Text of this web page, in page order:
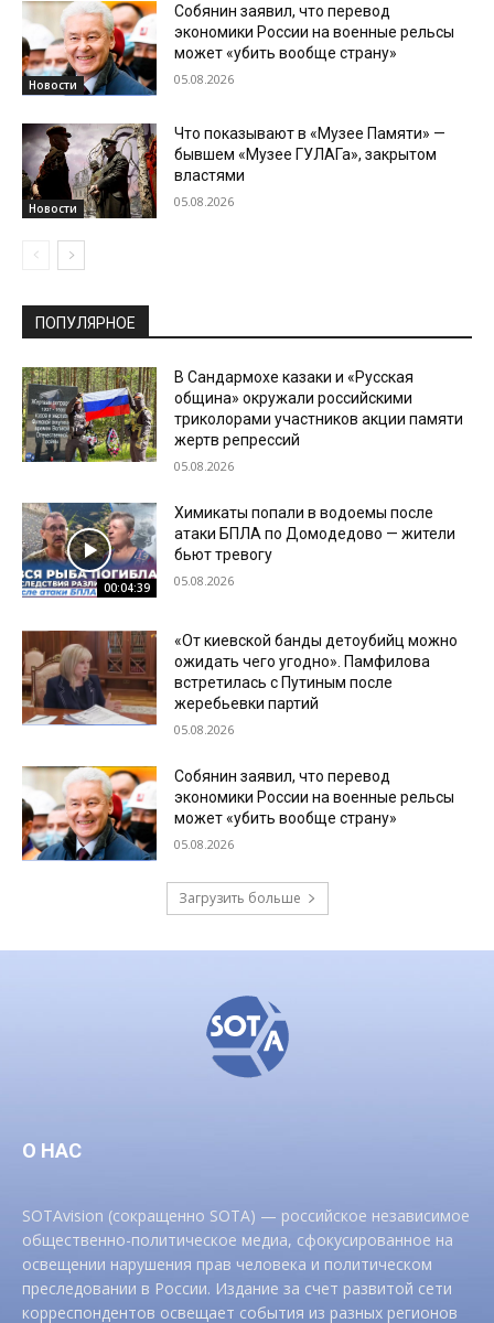
Новости
Собянин заявил, что перевод
экономики России на военные рельсы
может «убить вообще страну»
05.08.2026
Новости
Что показывают в «Музее Памяти» —
бывшем «Музее ГУЛАГа», закрытом
властями
05.08.2026
ПОПУЛЯРНОЕ
В Сандармохе казаки и «Русская
община» окружали российскими
триколорами участников акции памяти
жертв репрессий
05.08.2026
00:04:39
Химикаты попали в водоемы после
атаки БПЛА по Домодедово — жители
бьют тревогу
05.08.2026
«От киевской банды детоубийц можно
ожидать чего угодно». Памфилова
встретилась с Путиным после
жеребьевки партий
05.08.2026
Собянин заявил, что перевод
экономики России на военные рельсы
может «убить вообще страну»
05.08.2026
Загрузить больше
О НАС
SOTAvision (сокращенно SOTA) — российское независимое
общественно-политическое медиа, сфокусированное на
освещении нарушения прав человека и политическом
преследовании в России. Издание за счет развитой сети
корреспондентов освещает события из разных регионов